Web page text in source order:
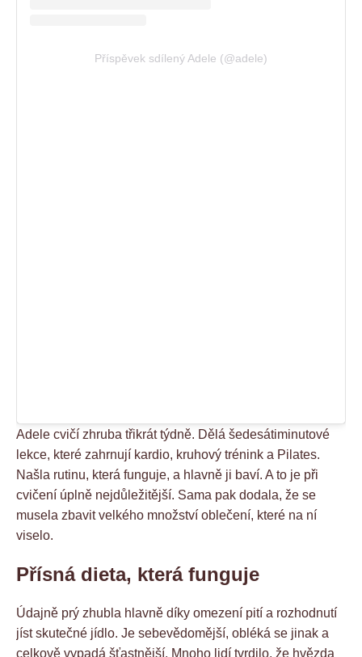
Příspěvek sdílený Adele (@adele)
Adele cvičí zhruba třikrát týdně. Dělá šedesátiminutové
lekce, které zahrnují kardio, kruhový trénink a Pilates.
Našla rutinu, která funguje, a hlavně ji baví. A to je při
cvičení úplně nejdůležitější. Sama pak dodala, že se
musela zbavit velkého množství oblečení, které na ní
viselo.
Přísná dieta, která funguje
Údajně prý zhubla hlavně díky omezení pití a rozhodnutí
jíst skutečné jídlo. Je sebevědomější, obléká se jinak a
celkově vypadá šťastnější. Mnoho lidí tvrdilo, že hvězda